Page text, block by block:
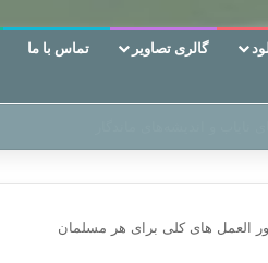
گالری تصاویر تماس با ما
العمل های کلی برای هر مسلمان